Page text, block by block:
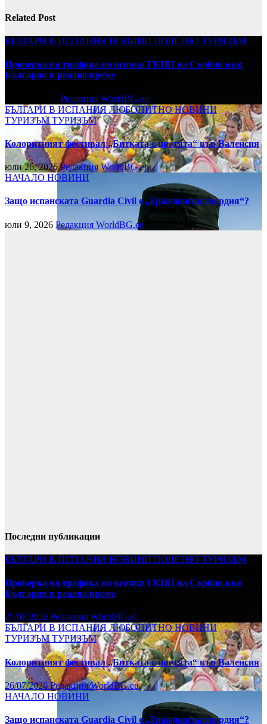
Related Post
БЪЛГАРИ В ИСПАНИЯ НОВИНИ ПОЛЕЗНО ТУРИЗЪМ
Проверка на трафика по всички ГКПП на Сърбия към
България в реално време
Редакция WorldBG.eu
БЪЛГАРИ В ИСПАНИЯ ЛЮБОПИТНОНОВИНИ
ТУРИЗЪМТУРИЗЪМ
Колоритният фестивал „Битката с цветята“ във Валенсия
юли 26, 2026Редакция WorldBG.eu
НАЧАЛО НОВИНИ
Защо испанската Guardia Civil е „Гражданска гвардия“?
юли 9, 2026 Редакция WorldBG.eu
Последни публикации
БЪЛГАРИ В ИСПАНИЯ НОВИНИ ПОЛЕЗНО ТУРИЗЪМ
Проверка на трафика по всички ГКПП на Сърбия към
България в реално време
27/07/2026 Редакция WorldBG.eu
БЪЛГАРИ В ИСПАНИЯ ЛЮБОПИТНОНОВИНИ
ТУРИЗЪМТУРИЗЪМ
Колоритният фестивал „Битката с цветята“ във Валенсия
26/07/2026Редакция WorldBG.eu
НАЧАЛО НОВИНИ
Защо испанската Guardia Civil е „Гражданска гвардия“?